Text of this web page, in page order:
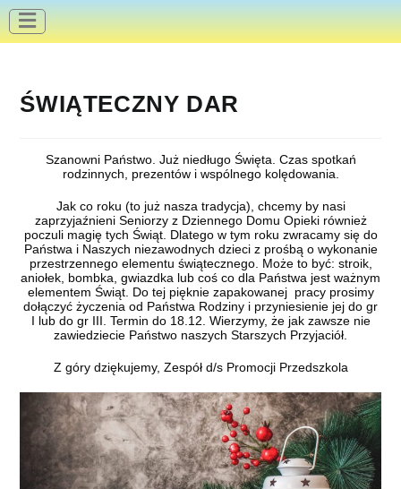
treści
ŚWIĄTECZNY DAR
Szanowni Państwo. Już niedługo Święta. Czas spotkań
rodzinnych, prezentów i wspólnego kolędowania.
Jak co roku (to już nasza tradycja), chcemy by nasi
zaprzyjaźnieni Seniorzy z Dziennego Domu Opieki również
poczuli magię tych Świąt. Dlatego w tym roku zwracamy się do
Państwa i Naszych niezawodnych dzieci z prośbą o wykonanie
przestrzennego elementu świątecznego. Może to być: stroik,
aniołek, bombka, gwiazdka lub coś co dla Państwa jest ważnym
elementem Świąt. Do tej pięknie zapakowanej pracy prosimy
dołączyć życzenia od Państwa Rodziny i przyniesienie jej do gr
I lub do gr III. Termin do 18.12. Wierzymy, że jak zawsze nie
zawiedziecie Państwo naszych Starszych Przyjaciół.
Z góry dziękujemy, Zespół d/s Promocji Przedszkola